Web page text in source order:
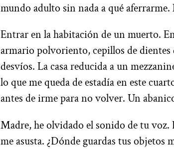
mundo adulto sin nada a qué
Entrar en la habitación de un muerto.
armario polvoriento, cepillos de dientes
desvíos. La casa reducida a un
lo que me queda de estadía en este
antes de irme para no volver. Un
Madre, he olvidado el sonido de tu
me asusta. ¿Dónde guardas tus objetos